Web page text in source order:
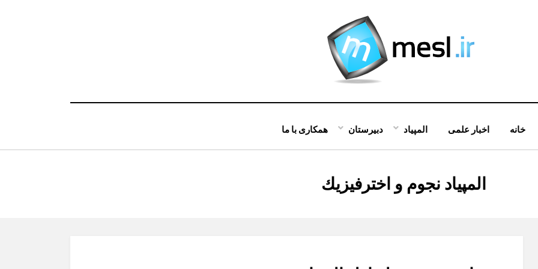
خانه اخبار علمی المپیاد دبیرستان همکاری با ما
برچسب
:
المپیاد نجوم و اخترفیزیك